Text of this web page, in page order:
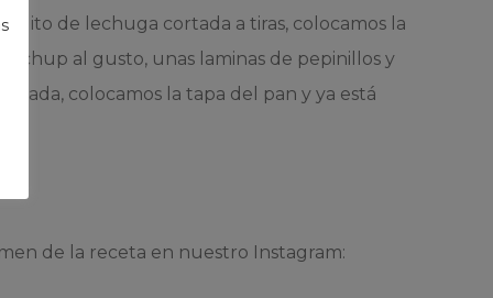
de lechuga cortada a tiras, colocamos la
al gusto, unas laminas de pepinillos y
colocamos la tapa del pan y ya está
de la receta en nuestro Instagram: